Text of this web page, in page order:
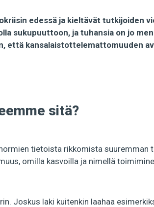
edessä ja kieltävät tutkijoiden
sukupuuttoon, ja tuhansia on jo
että kansalaistottelemattomuuden
sitä?
tietoista rikkomista suuremman
omilla kasvoilla ja nimellä
Joskus laki kuitenkin laahaa